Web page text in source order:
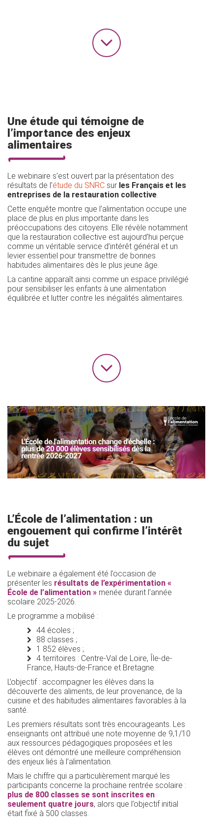
Une étude qui témoigne de
l’importance des enjeux
alimentaires
Le webinaire s’est ouvert par la présentation des
résultats de l’étude du SNRC sur les Français et les
entreprises de la restauration collective.
Cette enquête montre que l’alimentation occupe une
place de plus en plus importante dans les
préoccupations des citoyens. Elle révèle notamment
que la restauration collective est aujourd’hui perçue
comme un véritable service d’intérêt général et un
levier essentiel pour transmettre de bonnes
habitudes alimentaires dès le plus jeune âge.
La cantine apparaît ainsi comme un espace privilégié
pour sensibiliser les enfants à une alimentation
équilibrée et lutter contre les inégalités alimentaires.
L’École de l’alimentation : un
engouement qui confirme l’intérêt
du sujet
Le webinaire a également été l’occasion de
présenter les résultats de l’expérimentation «
École de l’alimentation » menée durant l’année
scolaire 2025-2026.
Le programme a mobilisé :
44 écoles ;
88 classes ;
1 852 élèves ;
4 territoires : Centre-Val de Loire, Île-de-
France, Hauts-de-France et Bretagne.
L’objectif : accompagner les élèves dans la
découverte des aliments, de leur provenance, de la
cuisine et des habitudes alimentaires favorables à la
santé.
Les premiers résultats sont très encourageants. Les
enseignants ont attribué une note moyenne de 9,1/10
aux ressources pédagogiques proposées et les
élèves ont démontré une meilleure compréhension
des enjeux liés à l’alimentation.
Mais le chiffre qui a particulièrement marqué les
participants concerne la prochaine rentrée scolaire :
plus de 800 classes se sont inscrites en
seulement quatre jours, alors que l’objectif initial
était fixé à 500 classes.